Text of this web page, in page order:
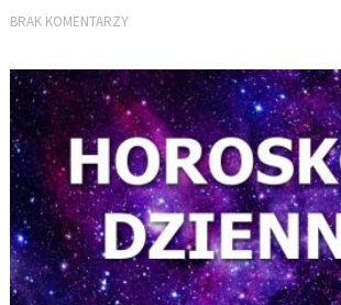
BRAK KOMENTARZY
DZIENNY